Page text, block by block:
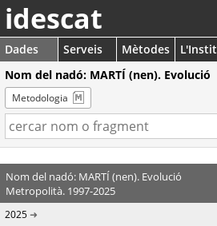
idescat
Dades Serveis Mètodes
Nom del nadó: MARTÍ (nen). Evolució
Metodologia
Nom del nadó: MARTÍ (nen). Evolució
Metropolità. 1997-2025
2025